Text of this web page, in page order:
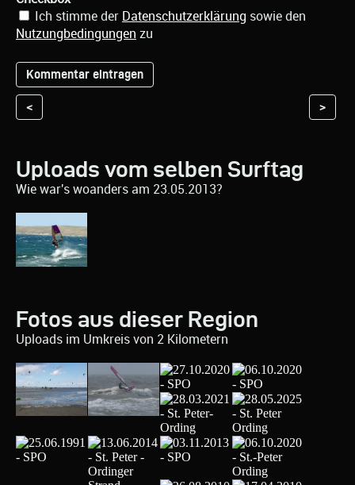
Ich stimme der Datenschutzerklärung sowie den
Nutzungbedingungen zu
< >
Uploads vom selben Surftag
Wie war's woanders am 23.05.2013?
Fotos aus dieser Region
Uploads im Umkreis von 2 Kilometern